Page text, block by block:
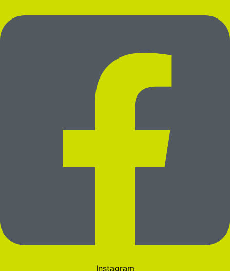
Instagram